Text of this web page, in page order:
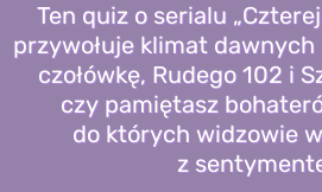
Ten quiz o serialu
przywołuje klimat dawnych
czołówkę, Rudego 102 i
czy pamiętasz
do których widzowie
z